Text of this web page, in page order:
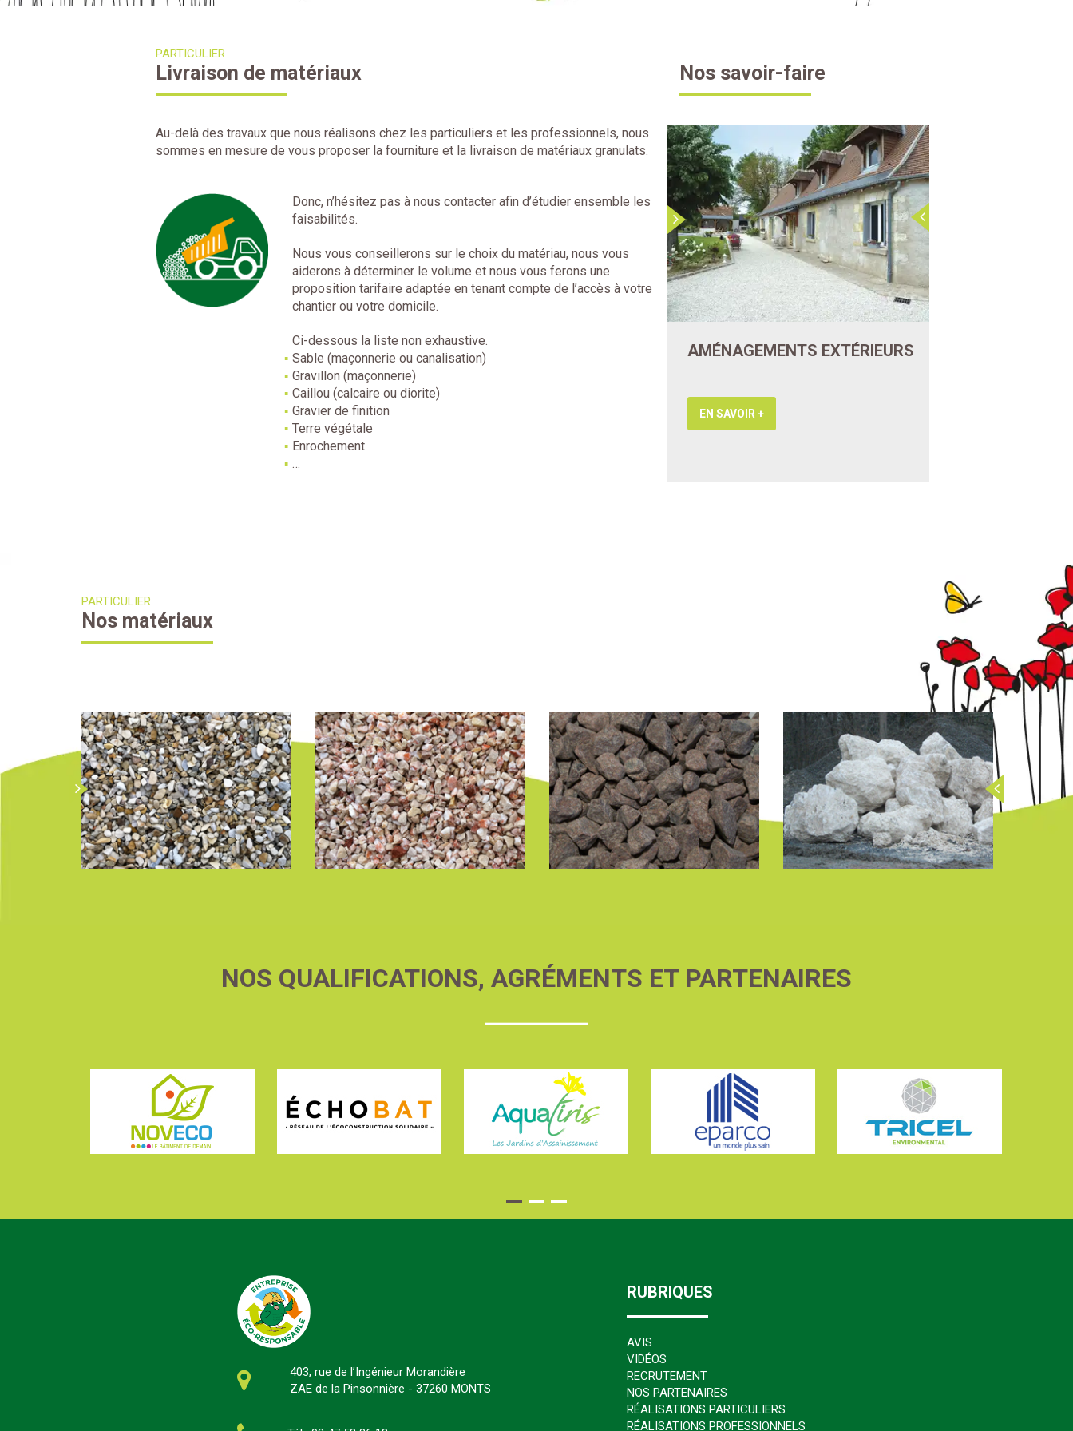
PARTICULIER
Livraison de matériaux
Au-delà des travaux que nous réalisons chez les particuliers et les professionnels, nous
sommes en mesure de vous proposer la fourniture et la livraison de matériaux granulats.
Donc, n’hésitez pas à nous contacter afin d’étudier ensemble les
faisabilités.
Nous vous conseillerons sur le choix du matériau, nous vous
aiderons à déterminer le volume et nous vous ferons une
proposition tarifaire adaptée en tenant compte de l’accès à votre
chantier ou votre domicile.
Ci-dessous la liste non exhaustive.
Sable (maçonnerie ou canalisation)
Gravillon (maçonnerie)
Caillou (calcaire ou diorite)
Gravier de finition
Terre végétale
Enrochement
…
Nos savoir-faire
LOCATION DE MATÉRIELS
AVEC OPERATEUR
AMÉNAGEMENTS EXTÉRIEURS
EN SAVOIR +
PARTICULIER
Nos matériaux
NOS QUALIFICATIONS, AGRÉMENTS ET PARTENAIRES
403, rue de l’Ingénieur Morandière
ZAE de la Pinsonnière - 37260 MONTS
RUBRIQUES
AVIS
VIDÉOS
RECRUTEMENT
NOS PARTENAIRES
RÉALISATIONS PARTICULIERS
RÉALISATIONS PROFESSIONNELS